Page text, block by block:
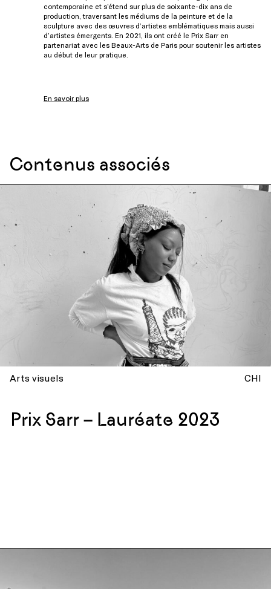
contemporaine et s’étend sur plus de soixante-dix ans de
production, traversant les médiums de la peinture et de la
sculpture avec des œuvres d’artistes emblématiques mais aussi
d’artistes émergents. En 2021, ils ont créé le Prix Sarr en
partenariat avec les Beaux-Arts de Paris pour soutenir les artistes
au début de leur pratique.
En savoir plus
Contenus associés
Arts visuels CHI
Prix Sarr – Lauréate 2023